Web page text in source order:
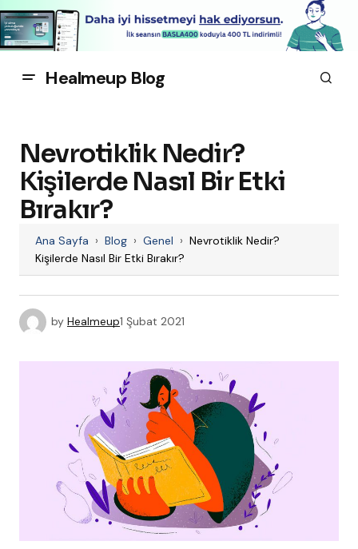
Healmeup Blog
Nevrotiklik Nedir?
Kişilerde Nasıl Bir Etki
Bırakır?
Ana Sayfa › Blog › Genel › Nevrotiklik Nedir?
Kişilerde Nasıl Bir Etki Bırakır?
by Healmeup1 Şubat 2021